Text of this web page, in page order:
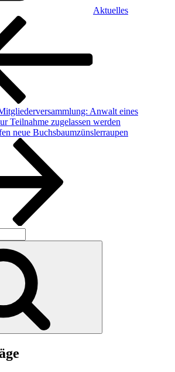
Aktuelles
Anwalt eines
Teilnahme zugelassen werden
neue Buchsbaumzünslerraupen